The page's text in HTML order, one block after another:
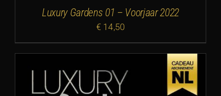
Luxury Gardens 01 – Voorjaar 2022
€ 14,50